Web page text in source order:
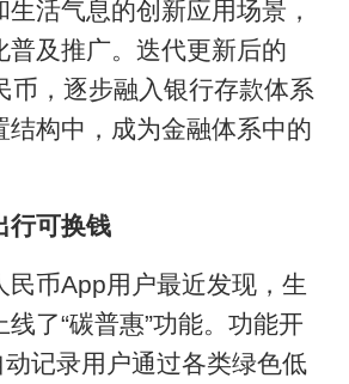
活气息的创新应用场景，
普及推广。迭代更新后的
币，逐步融入银行存款体系
结构中，成为金融体系中的
行可换钱
民币App用户最近发现，生
了“碳普惠”功能。功能开
记录用户通过各类绿色低